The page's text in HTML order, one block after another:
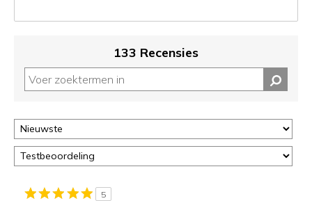
status
controleren
op
page
of
door
<a
de
133 Recensies
5